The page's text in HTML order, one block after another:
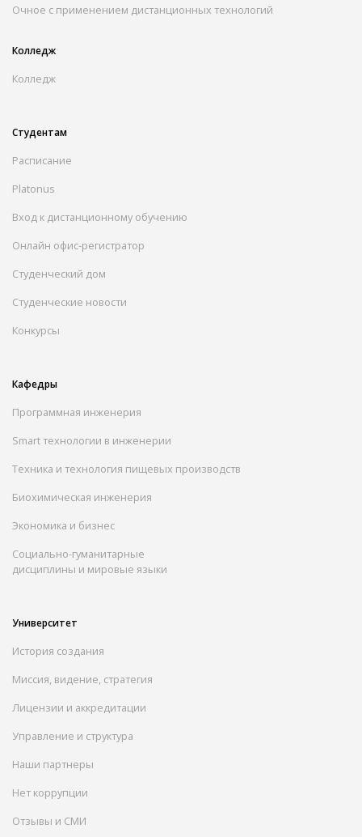
Очное с применением дистанционных технологий
Колледж
Колледж
Студентам
Расписание
Platonus
Вход к дистанционному обучению
Онлайн офис-регистратор
Студенческий дом
Студенческие новости
Конкурсы
Кафедры
Программная инженерия
Smart технологии в инженерии
Техника и технология пищевых производств
Биохимическая инженерия
Экономика и бизнес
Социально-гуманитарные
дисциплины и мировые языки
Университет
История создания
Миссия, видение, стратегия
Лицензии и аккредитации
Управление и структура
Наши партнеры
Нет коррупции
Отзывы и СМИ